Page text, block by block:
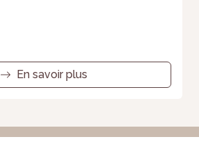
En savoir plus